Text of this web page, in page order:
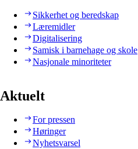
Sikkerhet og beredskap
Læremidler
Digitalisering
Samisk i barnehage og skole
Nasjonale minoriteter
Aktuelt
For pressen
Høringer
Nyhetsvarsel